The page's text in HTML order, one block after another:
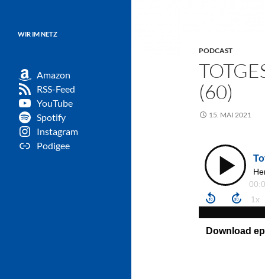
PODCAST
(60)
15. MAI 2021
WIR IM NETZ
Amazon
RSS-Feed
YouTube
Spotify
Instagram
Podigee